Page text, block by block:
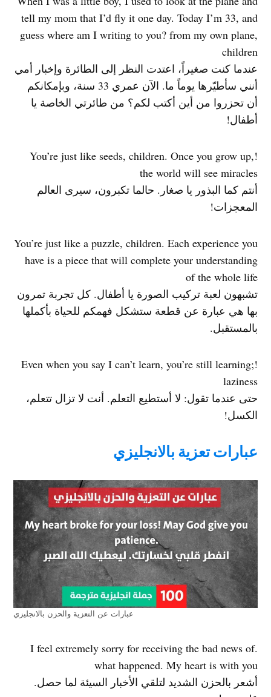
tell my mom that I’d fly it one day. Today I’m 33, and
guess where am I writing to you? from my own plane,
children
عندما كنت صغيراً، اعتدت النظر إلى الطائرة وإخبار أمي
أنني سأطيّرها يوماً ما. الآن عمري 33 سنة، وبإمكانكم
أن تحزروا من أين أكتب لكم؟ من طائرتي الخاصة يا
أطفال!
!You’re just like seeds, children. Once you grow up,
the world will see miracles
أنتم كما البذور يا صغار. حالما تكبرون، سيرى العالم
المعجزات!
You’re just like a puzzle, children. Each experience you
have is a piece that will complete your understanding
of the whole life
تشبهون لعبة تركيب الصورة يا أطفال. كل تجربة تمرون
بها هي عبارة عن قطعة ستشكل فهمكم للحياة بأكملها
بالمستقبل.
!Even when you say I can’t learn, you’re still learning;
laziness
حتى عندما تقول: لا أستطيع التعلم. أنت لا تزال تتعلم،
الكسل!
عبارات تعزية بالانجليزي
عبارات عن التعزية والحزن بالانجليزي
.I feel extremely sorry for receiving the bad news of
what happened. My heart is with you
أشعر بالحزن الشديد لتلقي الأخبار السيئة لما حصل.